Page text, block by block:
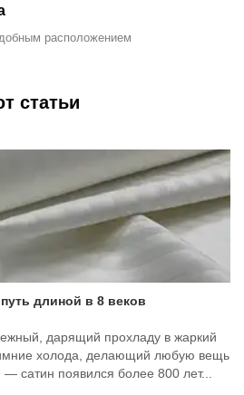
расположением
статьи
длиной в 8 веков
дарящий прохладу в жаркий
холода, делающий любую вещь
сатин появился более 800 лет...